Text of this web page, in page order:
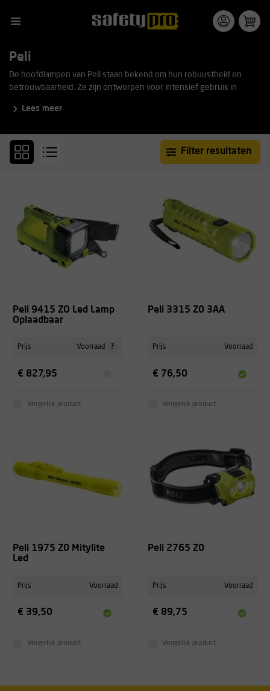
Peli
De hoofdlampen van Peli staan bekend om hun robuustheid en
betrouwbaarheid. Ze zijn ontworpen voor intensief gebruik in
uitvoeringen beschikbaar, zodat u altijd de juiste hoofdlamp voor uw
Lees meer
Filter resultaten
Peli 9415 ZO Led Lamp
Oplaadbaar
Prijs Voorraad ?
€ 827,95
Vergelijk product
Peli 3315 Z0 3AA
Prijs Voorraad
€ 76,50
Vergelijk product
Peli 1975 Z0 Mitylite
Led
Prijs Voorraad
€ 39,50
Vergelijk product
Peli 2765 Z0
Prijs Voorraad
€ 89,75
Vergelijk product